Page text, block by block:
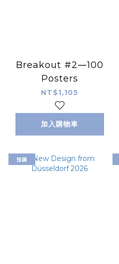
Breakout #2―100
Posters
NT$1,105
加入購物車
預購